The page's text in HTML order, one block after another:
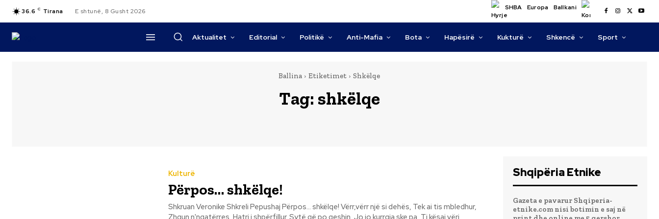
36.6 C Tirana E shtunë, 8 Gusht 2026 SHBA Europa Ballkani
Aktualitet Editorial Politikë Anti-Mafia Bota Hapësirë Kukturë Shkencë Sport
Ballina Etiketimet Shkëlqe
Tag: shkëlqe
Kulturë
Përpos… shkëlqe!
Shkruan Veronike Shkreli Pepushaj Përpos... shkëlqe! Vërr,vërr një si dehës, Tek ai tis mbledhur,
Shqipëria Etnike
Gazeta e pavarur Shqiperia-
etnike.com nisi botimin e saj në